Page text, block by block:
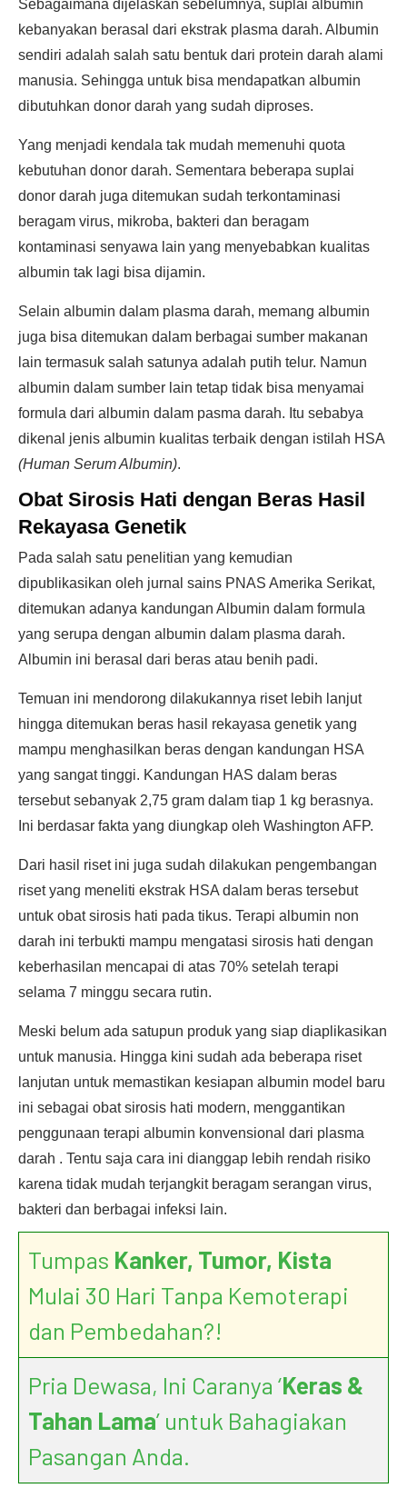
Sebagaimana dijelaskan sebelumnya, suplai albumin
kebanyakan berasal dari ekstrak plasma darah. Albumin
sendiri adalah salah satu bentuk dari protein darah alami
manusia. Sehingga untuk bisa mendapatkan albumin
dibutuhkan donor darah yang sudah diproses.
Yang menjadi kendala tak mudah memenuhi quota
kebutuhan donor darah. Sementara beberapa suplai
donor darah juga ditemukan sudah terkontaminasi
beragam virus, mikroba, bakteri dan beragam
kontaminasi senyawa lain yang menyebabkan kualitas
albumin tak lagi bisa dijamin.
Selain albumin dalam plasma darah, memang albumin
juga bisa ditemukan dalam berbagai sumber makanan
lain termasuk salah satunya adalah putih telur. Namun
albumin dalam sumber lain tetap tidak bisa menyamai
formula dari albumin dalam pasma darah. Itu sebabya
dikenal jenis albumin kualitas terbaik dengan istilah HSA
(Human Serum Albumin).
Obat Sirosis Hati dengan Beras Hasil
Rekayasa Genetik
Pada salah satu penelitian yang kemudian
dipublikasikan oleh jurnal sains PNAS Amerika Serikat,
ditemukan adanya kandungan Albumin dalam formula
yang serupa dengan albumin dalam plasma darah.
Albumin ini berasal dari beras atau benih padi.
Temuan ini mendorong dilakukannya riset lebih lanjut
hingga ditemukan beras hasil rekayasa genetik yang
mampu menghasilkan beras dengan kandungan HSA
yang sangat tinggi. Kandungan HAS dalam beras
tersebut sebanyak 2,75 gram dalam tiap 1 kg berasnya.
Ini berdasar fakta yang diungkap oleh Washington AFP.
Dari hasil riset ini juga sudah dilakukan pengembangan
riset yang meneliti ekstrak HSA dalam beras tersebut
untuk obat sirosis hati pada tikus. Terapi albumin non
darah ini terbukti mampu mengatasi sirosis hati dengan
keberhasilan mencapai di atas 70% setelah terapi
selama 7 minggu secara rutin.
Meski belum ada satupun produk yang siap diaplikasikan
untuk manusia. Hingga kini sudah ada beberapa riset
lanjutan untuk memastikan kesiapan albumin model baru
ini sebagai obat sirosis hati modern, menggantikan
penggunaan terapi albumin konvensional dari plasma
darah . Tentu saja cara ini dianggap lebih rendah risiko
karena tidak mudah terjangkit beragam serangan virus,
bakteri dan berbagai infeksi lain.
Tumpas Kanker, Tumor, Kista
Mulai 30 Hari Tanpa Kemoterapi
dan Pembedahan?!
Pria Dewasa, Ini Caranya ‘Keras &
Tahan Lama’ untuk Bahagiakan
Pasangan Anda.